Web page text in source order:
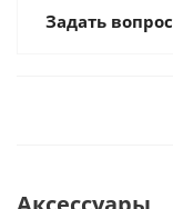
Задать вопрос